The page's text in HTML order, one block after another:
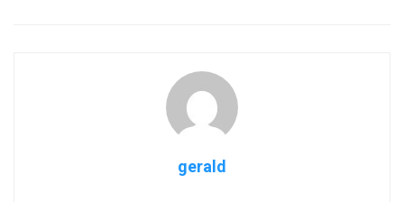
gerald